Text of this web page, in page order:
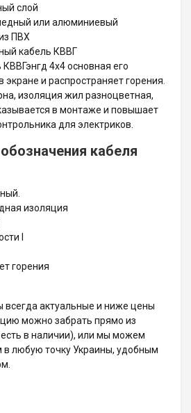
слой
или алюминиевый
ПВХ
4х4 основная его
экране и распространяет горения.
изоляция жил разноцветная,
в монтаже и повышает
для электриков.
кабеля
изоляция
I
горения
всегда актуальные и ниже цены
можно забрать прямо из
в наличии), или мы можем
в любую точку Украины, удобным